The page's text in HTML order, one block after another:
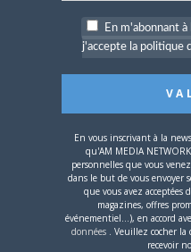
scénariste.
Créé par
y a 11 ans et 7
RECHERCHE
Créé par
Dernier
En m'abonnant
j'accepte la politique
En vous inscrivant à la
qu'AM MEDIA
personnelles que vous
dans le but de vous envoyer
que vous avez acceptées
magazines, offres
événementiel...), en accord
données . Veuillez cocher la
recevoir